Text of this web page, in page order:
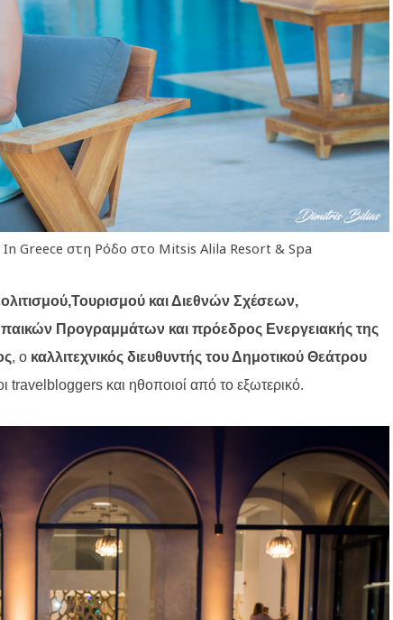
Greece στη Ρόδο στο Mitsis Alila Resort & Spa
και Διεθνών Σχέσεων,
Προγραμμάτων και πρόεδρος Ενεργειακής της
, ο καλλιτεχνικός διευθυντής του Δημοτικού Θεάτρου
travelbloggers και ηθοποιοί από το εξωτερικό.